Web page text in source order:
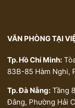
VĂN PHÒNG TẠI
Tp. Hồ Chí Minh:
83B-85 Hàm Nghi,
Tp. Đà Nẵng: Tầng
Đằng, Phường Hải